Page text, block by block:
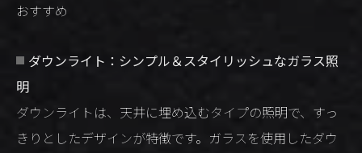
おすすめ
ダウンライト：シンプル＆スタイリッシュなガラス照
明
ダウンライトは、天井に埋め込むタイプの照明で、すっ
きりとしたデザインが特徴です。ガラスを使用したダウ